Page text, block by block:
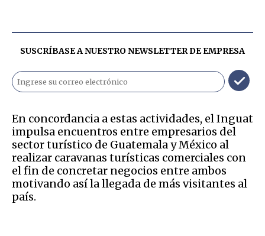
SUSCRÍBASE A NUESTRO NEWSLETTER DEEMPRESA
En concordancia a estas actividades, el Inguat
impulsa encuentros entre empresarios del
sector turístico de Guatemala y México al
realizar caravanas turísticas comerciales con
el fin de concretar negocios entre ambos
motivando así la llegada de más visitantes al
país.